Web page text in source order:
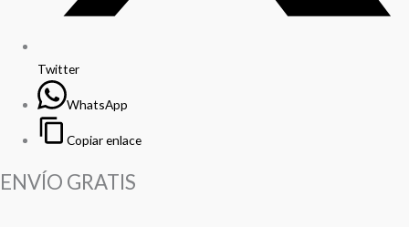
Twitter
WhatsApp
Copiar enlace
ENVÍO GRATIS